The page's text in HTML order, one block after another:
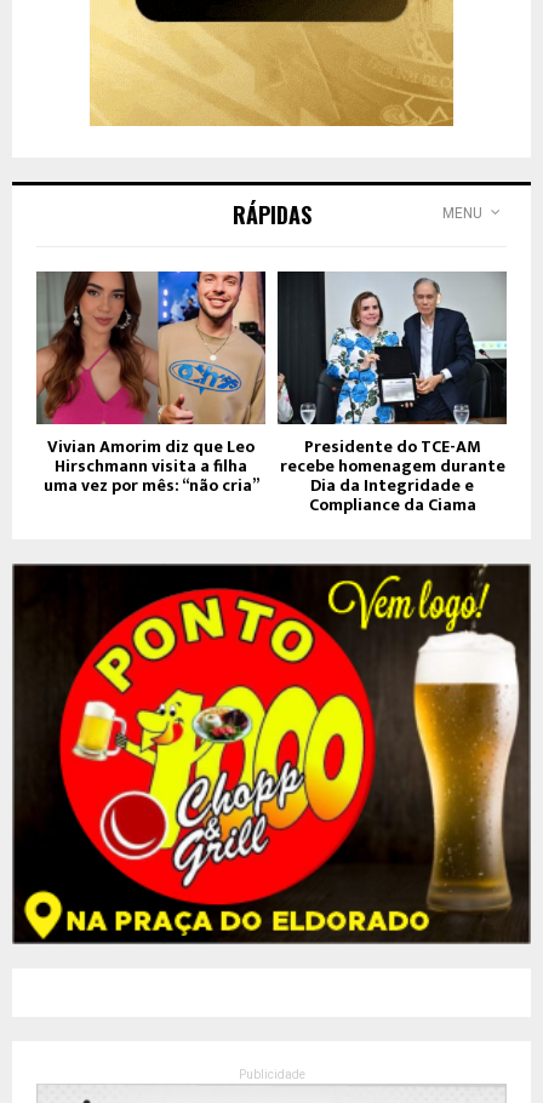
RÁPIDAS MENU
Vivian Amorim diz que Leo
Hirschmann visita a filha
uma vez por mês: “não cria”
Presidente do TCE-AM
recebe homenagem durante
Dia da Integridade e
Compliance da Ciama
Publicidade